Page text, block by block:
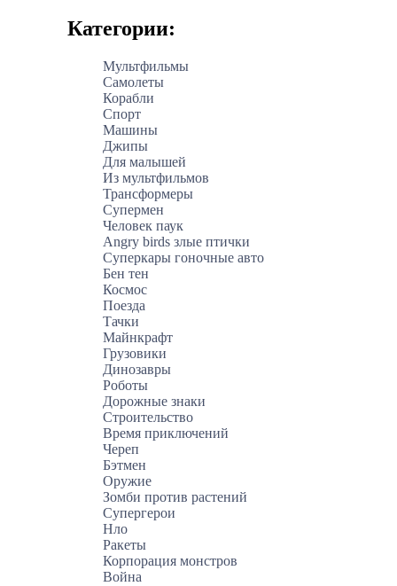
Категории:
Мультфильмы
Самолеты
Корабли
Спорт
Машины
Джипы
Для малышей
Из мультфильмов
Трансформеры
Супермен
Человек паук
Angry birds злые птички
Суперкары гоночные авто
Бен тен
Космос
Поезда
Тачки
Майнкрафт
Грузовики
Динозавры
Роботы
Дорожные знаки
Строительство
Время приключений
Череп
Бэтмен
Оружие
Зомби против растений
Супергерои
Нло
Ракеты
Корпорация монстров
Война